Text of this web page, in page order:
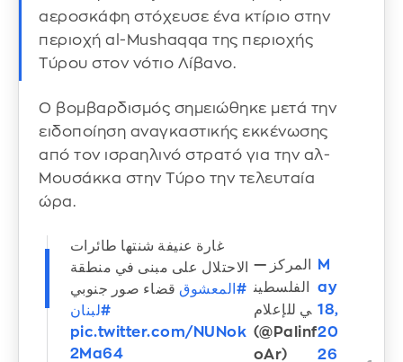
αεροσκάφη στόχευσε ένα κτίριο στην
περιοχή al-Mushaqqa της περιοχής
Τύρου στον νότιο Λίβανο.
Ο βομβαρδισμός σημειώθηκε μετά την
ειδοποίηση αναγκαστικής εκκένωσης
από τον ισραηλινό στρατό για την αλ-
Μουσάκκα στην Τύρο την τελευταία
ώρα.
غارة عنيفة شنتها طائرات
الاحتلال على مبنى في منطقة
#المعشوق قضاء صور جنوبي
#لبنان
pic.twitter.com/NUNok
2Ma64
— المركز
الفلسطين
ي للإعلام
(@Palinf
oAr)
M
ay
18,
20
26